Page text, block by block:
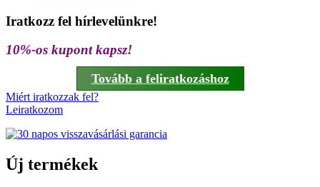
Iratkozz fel hírlevelünkre!
10%-os kupont kapsz!
Tovább a feliratkozáshoz
Miért iratkozzak fel?
Leiratkozom
Új termékek